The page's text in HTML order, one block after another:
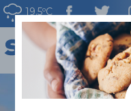
19.5ºC